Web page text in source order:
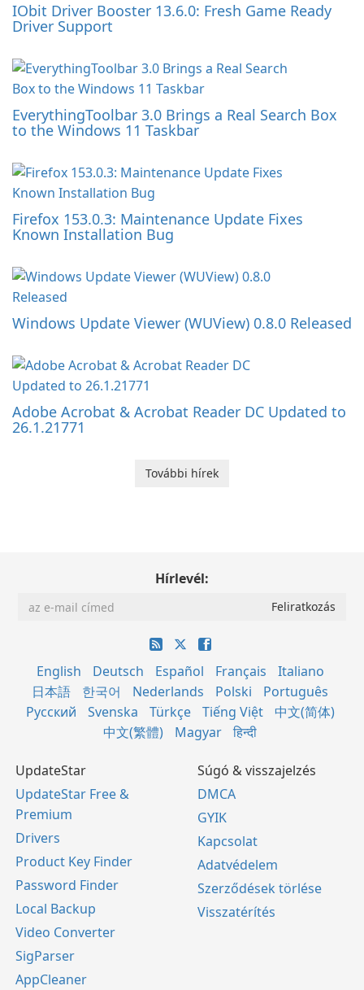
IObit Driver Booster 13.6.0: Fresh Game Ready
Driver Support
EverythingToolbar 3.0 Brings a Real Search Box
to the Windows 11 Taskbar
Firefox 153.0.3: Maintenance Update Fixes
Known Installation Bug
Windows Update Viewer (WUView) 0.8.0 Released
Adobe Acrobat & Acrobat Reader DC Updated to
26.1.21771
További hírek
Hírlevél:
English Deutsch Español Français
Italiano
日本語
한국어 Nederlands Polski
Português
Русский
Svenska Türkçe Tiếng Việt
中文(简体)
中文(繁體)
Magyar हिन्दी
UpdateStar
UpdateStar Free &
Premium
Drivers
Product Key Finder
Password Finder
Local Backup
Video Converter
SigParser
AppCleaner
Súgó & visszajelzés
DMCA
GYIK
Kapcsolat
Adatvédelem
Szerződések törlése
Visszatérítés